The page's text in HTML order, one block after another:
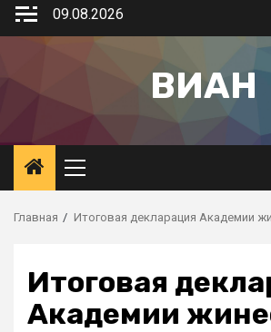
09.08.2026
ВИАН
Главная Итоговая декларация Академии
Итоговая
Академии